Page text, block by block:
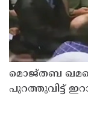
മൊജ്തബ
പുറത്തുവിട്ട്